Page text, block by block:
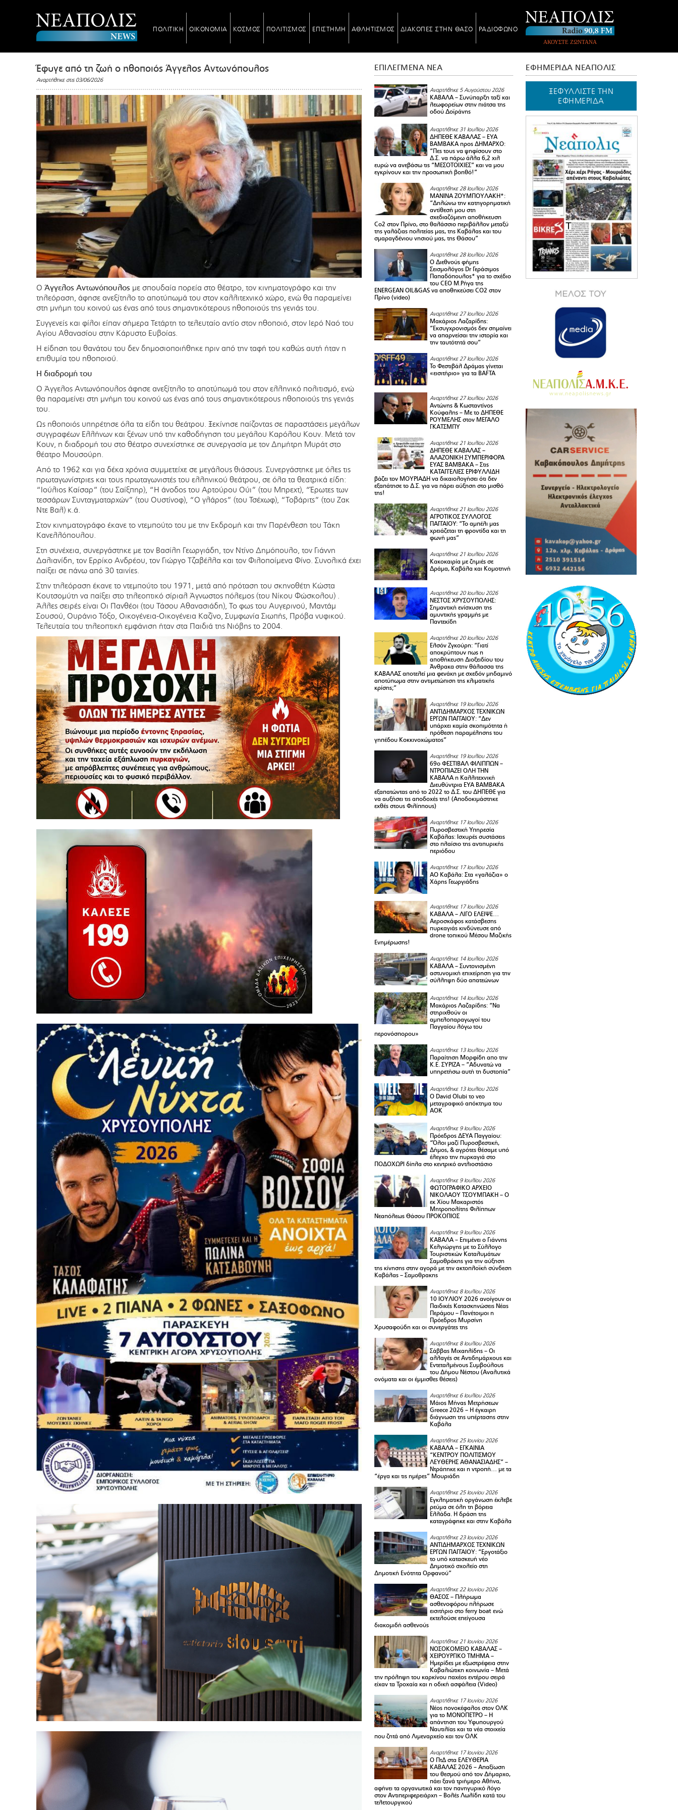
ΠΟΛΙΤΙΚΗ ΟΙΚΟΝΟΜΙΑ ΚΟΣΜΟΣ ΠΟΛΙΤΙΣΜΟΣ ΕΠΙΣΤΗΜΗ ΑΘΛΗΤΙΣΜΟΣ ΔΙΑΚΟΠΕΣ ΣΤΗΝ ΘΑΣΟ ΡΑΔΙΟΦΩΝΟ
ΑΚΟΥΣΤΕ ΖΩΝΤΑΝΑ
Έφυγε από τη ζωή ο ηθοποιός Άγγελος Αντωνόπουλος
Αναρτήθηκε στις 03/06/2026
Ο Άγγελος Αντωνόπουλος με σπουδαία πορεία στο θέατρο, τον κινηματογράφο και την
τηλεόραση, άφησε ανεξίτηλο το αποτύπωμά του στον καλλιτεχνικό χώρο, ενώ θα παραμείνει
στη μνήμη του κοινού ως ένας από τους σημαντικότερους ηθοποιούς της γενιάς του.
Συγγενείς και φίλοι είπαν σήμερα Τετάρτη το τελευταίο αντίο στον ηθοποιό, στον Ιερό Ναό του
Αγίου Αθανασίου στην Κάρυστο Ευβοίας.
Η είδηση του θανάτου του δεν δημοσιοποιήθηκε πριν από την ταφή του καθώς αυτή ήταν η
επιθυμία του ηθοποιού.
Η διαδρομή του
Ο Άγγελος Αντωνόπουλος άφησε ανεξίτηλο το αποτύπωμά του στον ελληνικό πολιτισμό, ενώ
θα παραμείνει στη μνήμη του κοινού ως ένας από τους σημαντικότερους ηθοποιούς της γενιάς
του.
Ως ηθοποιός υπηρέτησε όλα τα είδη του θεάτρου. Ξεκίνησε παίζοντας σε παραστάσεις μεγάλων
συγγραφέων Ελλήνων και ξένων υπό την καθοδήγηση του μεγάλου Καρόλου Κουν. Μετά τον
Κουν, η διαδρομή του στο θέατρο συνεχίστηκε σε συνεργασία με τον Δημήτρη Μυράτ στο
θέατρο Μουσούρη.
Από το 1962 και για δέκα χρόνια συμμετείχε σε μεγάλους θιάσους. Συνεργάστηκε με όλες τις
πρωταγωνίστριες και τους πρωταγωνιστές του ελληνικού θεάτρου, σε όλα τα θεατρικά είδη:
“Ιούλιος Καίσαρ” (του Σαίξπηρ), “Η άνοδος του Αρτούρου Ούι” (του Μπρεχτ), “Έρωτες των
τεσσάρων Συνταγματαρχών” (του Ουστίνοφ), “Ο γλάρος” (του Τσέχωφ), “Τοβάριτς” (του Ζακ
Ντε Βαλ) κ.ά.
Στον κινηματογράφο έκανε το ντεμπούτο του με την Εκδρομή και την Παρένθεση του Τάκη
Κανελλόπουλου.
Στη συνέχεια, συνεργάστηκε με τον Βασίλη Γεωργιάδη, τον Ντίνο Δημόπουλο, τον Γιάννη
Δαλιανίδη, τον Ερρίκο Ανδρέου, τον Γιώργο Τζαβέλλα και τον Φιλοποίμενα Φίνο. Συνολικά έχει
παίξει σε πάνω από 30 ταινίες.
Στην τηλεόραση έκανε το ντεμπούτο του 1971, μετά από πρόταση του σκηνοθέτη Κώστα
Κουτσομύτη να παίξει στο τηλεοπτικό σίριαλ Άγνωστος πόλεμος (του Νίκου Φώσκολου) .
Άλλες σειρές είναι Οι Πανθέοι (του Τάσου Αθανασιάδη), Το φως του Αυγερινού, Μαντάμ
Σουσού, Ουράνιο Τόξο, Οικογένεια-Οικογένεια Καζίνο, Συμφωνία Σιωπής, Πρόβα νυφικού.
Τελευταία του τηλεοπτική εμφάνιση ήταν στα Παιδιά της Νιόβης το 2004.
ΕΠΙΛΕΓΜΕΝΑ ΝΕΑ
Αναρτήθηκε 5 Αυγούστου 2026
ΚΑΒΑΛΑ – Συνύπαρξη ταξί και
λεωφορείων στην πιάτσα της
οδού Δοϊράνης
Αναρτήθηκε 31 Ιουλίου 2026
ΔΗΠΕΘΕ ΚΑΒΑΛΑΣ – ΕΥΑ
ΒΑΜΒΑΚΑ προς ΔΗΜΑΡΧΟ:
“Πες τους να ψηφίσουν στο
Δ.Σ. να πάρω άλλα 6,2 χιλ
ευρώ να ανεβάσω τις “ΜΕΣΟΤΟΙΧΙΕΣ” και να μου
εγκρίνουν και την προσωπική βοηθό!”
Αναρτήθηκε 28 Ιουλίου 2026
ΜΑΝΙΝΑ ΖΟΥΜΠΟΥΛΑΚΗ*:
“Δηλώνω την κατηγορηματική
αντίθεσή μου στη
σχεδιαζόμενη αποθήκευση
Co2 στον Πρίνο, στο θαλάσσιο περιβάλλον μεταξύ
της γαλάζιας πολιτείας μας, της Καβάλας και του
σμαραγδένιου νησιού μας, της Θάσου”
Αναρτήθηκε 28 Ιουλίου 2026
Ο Διεθνούς φήμης
Σεισμολόγος Dr Γεράσιμος
Παπαδόπουλος* για το σχέδιο
του CEO M.Ρήγα της
ENERGEAN OIL&GAS να αποθηκεύσει CO2 στον
Πρίνο (video)
Αναρτήθηκε 27 Ιουλίου 2026
Μακάριος Λαζαρίδης:
“Εκσυγχρονισμός δεν σημαίνει
να απαρνείσαι την ιστορία και
την ταυτότητά σου”
Αναρτήθηκε 27 Ιουλίου 2026
Το Φεστιβάλ Δράμας γίνεται
«εισιτήριο» για τα BAFTA
Αναρτήθηκε 27 Ιουλίου 2026
Αντώνης & Κωσταντίνος
Κούφαλης – Με το ΔΗΠΕΘΕ
ΡΟΥΜΕΛΗΣ στον ΜΕΓΑΛΟ
ΓΚΑΤΣΜΠΥ
Αναρτήθηκε 21 Ιουλίου 2026
ΔΗΠΕΘΕ ΚΑΒΑΛΑΣ –
ΑΛΑΖΟΝΙΚΗ ΣΥΜΠΕΡΙΦΟΡΑ
ΕΥΑΣ ΒΑΜΒΑΚΑ – Στις
ΚΑΤΑΓΓΕΛΙΕΣ ΕΡΙΦΥΛΛΙΔΗ
βάζει τον ΜΟΥΡΙΑΔΗ να δικαιολογήσει ότι δεν
εξαπάτησε το Δ.Σ. για να πάρει αύξηση στο μισθό
της!
Αναρτήθηκε 21 Ιουλίου 2026
ΑΓΡΟΤΙΚΟΣ ΣΥΛΛΟΓΟΣ
ΠΑΓΓΑΙΟY: “Το αμπέλι μας
χρειάζεται τη φροντίδα και τη
φωνή μας”
Αναρτήθηκε 21 Ιουλίου 2026
Κακοκαιρία με ζημιές σε
Δράμα, Καβάλα και Κομοτηνή
Αναρτήθηκε 20 Ιουλίου 2026
ΝΕΣΤΟΣ ΧΡΥΣΟΥΠΟΛΗΣ:
Σημαντική ενίσχυση της
αμυντικής γραμμής με
Παντεκίδη
Αναρτήθηκε 20 Ιουλίου 2026
Ελσόν Ζγκούρη: “Γιατί
αποκρύπτουν πως η
αποθήκευση Διοξειδίου του
Άνθρακα στην θάλασσα της
ΚΑΒΑΛΑΣ αποτελεί μια φενάκη με σχεδόν μηδαμινό
αποτύπωμα στην αντιμετώπιση της κλιματικής
κρίσης;”
Αναρτήθηκε 19 Ιουλίου 2026
ΑΝΤΙΔΗΜΑΡΧΟΣ ΤΕΧΝΙΚΩΝ
ΕΡΓΩΝ ΠΑΓΓΑΙΟΥ: “Δεν
υπάρχει καμία σκοπιμότητα ή
πρόθεση παραμέλησης του
γηπέδου Κοκκινοχώματος”
Αναρτήθηκε 19 Ιουλίου 2026
69ο ΦΕΣΤΙΒΑΛ ΦΙΛΙΠΠΩΝ –
ΝΤΡΟΠΙΑΖΕΙ ΟΛΗ ΤΗΝ
ΚΑΒΑΛΑ η Καλλιτεχνική
Διευθύντρια ΕΥΑ ΒΑΜΒΑΚΑ
εξαπατώντας από το 2022 το Δ.Σ. του ΔΗΠΕΘΕ για
να αυξήσει τις αποδοχές της! (Αποδοκιμάστηκε
εχθές στους Φιλίππους)
Αναρτήθηκε 17 Ιουλίου 2026
Πυροσβεστική Υπηρεσία
Καβάλας: Ισχυρές συστάσεις
στο πλαίσιο της αντιπυρικής
περιόδου
Αναρτήθηκε 17 Ιουλίου 2026
ΑΟ Καβάλα: Στα «γαλάζια» ο
Χάρης Γεωργιάδης
Αναρτήθηκε 17 Ιουλίου 2026
ΚΑΒΑΛΑ – ΛΙΓΟ ΕΛΕΙΨΕ…
Αεροσκάφος κατάσβεσης
πυρκαγιάς κινδύνευσε από
drone τοπικού Μέσου Μαζικής
Ενημέρωσης!
Αναρτήθηκε 14 Ιουλίου 2026
ΚΑΒΑΛΑ – Συντονισμένη
αστυνομική επιχείρηση για την
σύλληψη δύο απατεώνων
Αναρτήθηκε 14 Ιουλίου 2026
Μακάριος Λαζαρίδης: “Να
στηριχθούν οι
αμπελοπαραγωγοί του
Παγγαίου λόγω του
περονόσπορου»
Αναρτήθηκε 13 Ιουλίου 2026
Παραίτηση Μορφίδη απο την
Κ.Ε. ΣΥΡΙΖΑ – “Αδυνατώ να
υπηρετήσω αυτή τη δυστοπία”
Αναρτήθηκε 13 Ιουλίου 2026
Ο David Olubi το νεο
μεταγραφικό απόκτημα του
ΑΟΚ
Αναρτήθηκε 9 Ιουλίου 2026
Πρόεδρος ΔΕΥΑ Παγγαίου:
“Όλοι μαζί Πυροσβεστική,
Δήμος, & αγρότες θέσαμε υπό
έλεγχο την πυρκαγιά στο
ΠΟΔΟΧΩΡΙ δίπλα στο κεντρικό αντλιοστάσιο
Αναρτήθηκε 9 Ιουλίου 2026
ΦΩΤΟΓΡΑΦΙΚΟ ΑΡΧΕΙΟ
ΝΙΚΟΛΑΟΥ ΤΣΟΥΜΠΑΚΗ – Ο
εκ Χίου Μακαριστός
Μητροπολίτης Φιλίππων
Νεαπόλεως Θάσου ΠΡΟΚΟΠΙΟΣ
Αναρτήθηκε 9 Ιουλίου 2026
ΚΑΒΑΛΑ – Επιμένει ο Γιάννης
Κελγιώργης με το Σύλλογο
Τουριστικών Καταλυμάτων
Σαμοθράκης για την αύξηση
της κίνησης στην αγορά με την ακτοπλοϊκή σύνδεση
Καβάλας – Σαμοθρακης
Αναρτήθηκε 8 Ιουλίου 2026
10 ΙΟΥΛΙΟΥ 2026 ανοίγουν οι
Παιδικές Κατασκηνώσεις Νέας
Περάμου – Πανέτοιμοι η
Πρόεδρος Μυρσίνη
Χρυσαφούδη και οι συνεργάτες της
Αναρτήθηκε 8 Ιουλίου 2026
Σάββας Μιχαηλίδης – Οι
αλλαγές σε Αντιδημάρχους και
Εντεταλμένους Συμβούλους
του Δήμου Νέστου (Αναλυτικά
ονόματα και οι έμμισθες θέσεις)
Αναρτήθηκε 6 Ιουλίου 2026
Μάιος Μήνας Μετρήσεων
Greece 2026 – H έγκαιρη
διάγνωση της υπέρτασης στην
Καβάλα
Αναρτήθηκε 25 Ιουνίου 2026
ΚΑΒΑΛΑ – ΕΓΚΑΙΝΙΑ
“ΚΕΝΤΡΟΥ ΠΟΛΙΤΙΣΜΟΥ
ΛΕΥΘΕΡΗΣ ΑΘΑΝΑΣΙΑΔΗΣ” –
Ντράπηκε και η ντροπή… με τα
“έργα και τις ημέρες” Μουριάδη
Αναρτήθηκε 25 Ιουνίου 2026
Εγκληματική οργάνωση έκλεβε
ρεύμα σε όλη τη βόρεια
Ελλάδα. Η δράση της
καταγράφηκε και στην Καβάλα
Αναρτήθηκε 23 Ιουνίου 2026
ΑΝΤΙΔΗΜΑΡΧΟΣ ΤΕΧΝΙΚΩΝ
ΕΡΓΩΝ ΠΑΓΓΑΙΟΥ: “Εργοτάξιο
το υπό κατασκευή νέο
Δημοτικό σχολείο στη
Δημοτική Ενότητα Ορφανού”
Αναρτήθηκε 22 Ιουνίου 2026
ΘΑΣΟΣ – Πλήρωμα
ασθενοφόρου πλήρωσε
εισιτήριο στο ferry boat ενώ
εκτελούσε επείγουσα
διακομιδή ασθενούς
Αναρτήθηκε 21 Ιουνίου 2026
ΝΟΣΟΚΟΜΕΙΟ ΚΑΒΑΛΑΣ –
ΧΕΙΡΟΥΡΓΙΚΟ ΤΜΗΜΑ –
Ημερίδες με εξωστρέφεια στην
Καβαλιώτικη κοινωνία – Μετά
την πρόληψη του καρκίνου παχέος εντέρου σειρά
είχαν τα Τροχαία και η οδική ασφάλεια (Video)
Αναρτήθηκε 17 Ιουνίου 2026
Νέος πονοκέφαλος στον ΟΛΚ
για το ΜΟΝΟΠΕΤΡΟ – Η
απάντηση του Υφυπουργού
Ναυτιλίας και τα νέα στοιχεία
που ζητά από Λιμεναρχείο και τον ΟΛΚ
Αναρτήθηκε 17 Ιουνίου 2026
Ο ΠτΔ στα ΕΛΕΥΘΕΡΙΑ
ΚΑΒΑΛΑΣ 2026 – Απαξίωση
του θεσμού από τον Δήμαρχο,
πάει ξανά τριήμερο Αθήνα,
αφήνει τα οργανωτικά και τον πανηγυρικό λόγο
στον Αντιπεριφερειάρχη – Βολές Λωλίδη κατά του
τελετουργικού
ΕΦΗΜΕΡΙΔΑ ΝΕΑΠΟΛΙΣ
ΞΕΦΥΛΛΙΣΤΕ ΤΗΝ
ΕΦΗΜΕΡΙΔΑ